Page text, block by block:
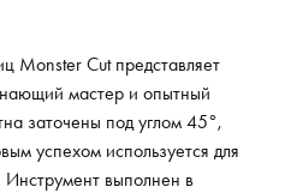
Monster Cut представляет
мастер и опытный
заточены под углом 45°,
успехом используется для
Инструмент выполнен в